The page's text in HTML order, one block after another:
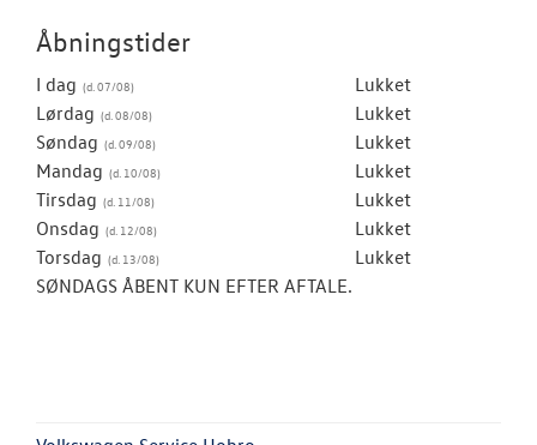
Åbningstider
I dag
Lukket
Lørdag
Lukket
Søndag
Lukket
Mandag
Lukket
Tirsdag
Lukket
Onsdag
Lukket
Torsdag
Lukket
SØNDAGS ÅBENT KUN EFTER AFTALE.